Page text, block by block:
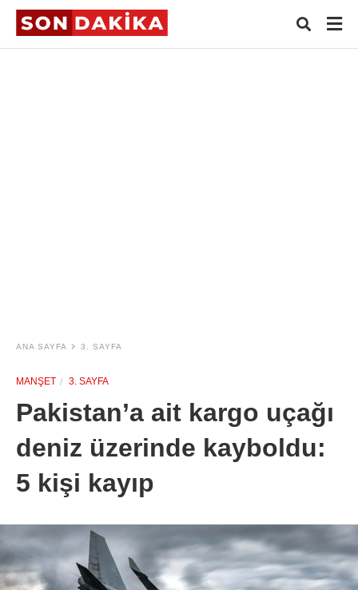
ANA SAYFA 3. SAYFA
MANŞET 3. SAYFA
Pakistan’a ait kargo uçağı
deniz üzerinde kayboldu:
5 kişi kayıp